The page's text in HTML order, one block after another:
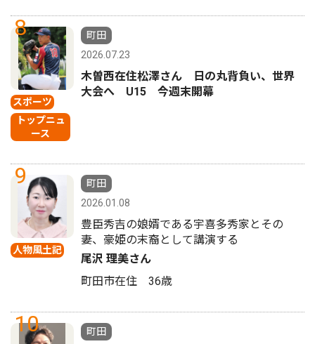
8
スポーツ
トップニュ
ース
町田
2026.07.23
木曽西在住松澤さん 日の丸背負い、世界
大会へ U15 今週末開幕
9
人物風土記
町田
2026.01.08
豊臣秀吉の娘婿である宇喜多秀家とその
妻、豪姫の末裔として講演する
尾沢 理美さん
町田市在住 36歳
10
町田